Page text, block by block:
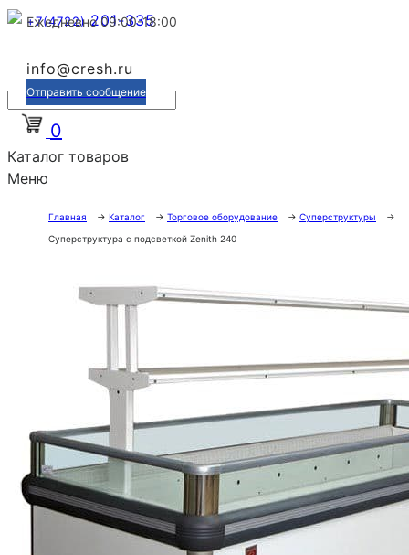
+7(4722)201-335
Ежедневно 09:00-18:00
info@cresh.ru
Отправить сообщение
0
Каталог товаров
Меню
Главная → Каталог → Торговое оборудование → Суперструктуры
→
Суперструктура с подсветкой Zenith 240